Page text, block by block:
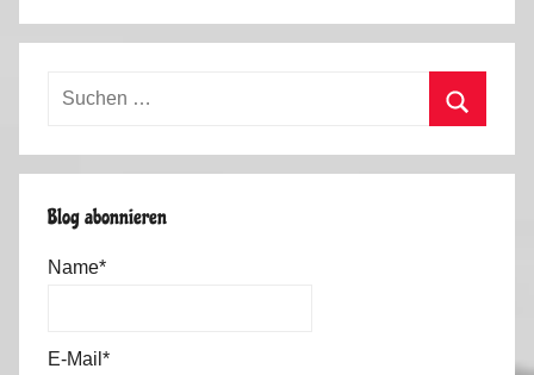
Suchen
Blog abonnieren
Name*
E-Mail*